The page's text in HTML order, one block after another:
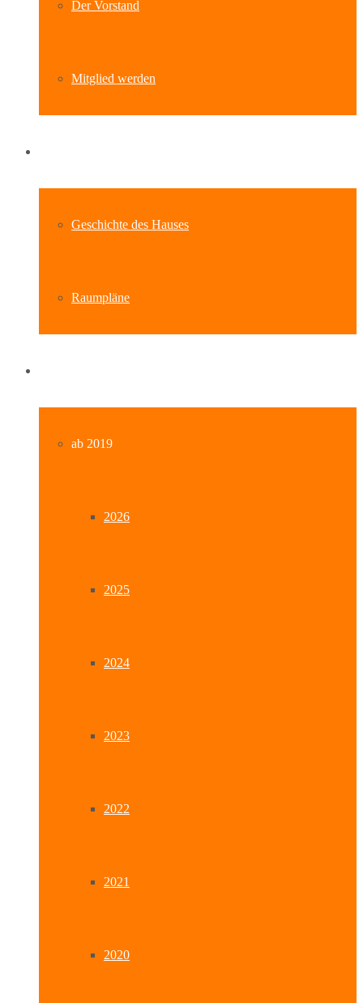
Der Vorstand
Mitglied werden
Geschichte des Hauses
Raumpläne
ab 2019
2026
2025
2024
2023
2022
2021
2020